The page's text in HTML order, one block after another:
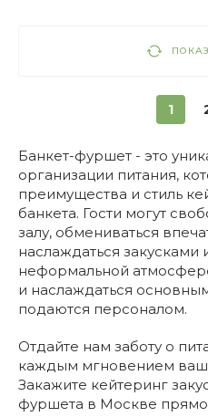
1
Банкет-фуршет - это
организации питания,
преимущества и стиль
банкета. Гости могут
залу, обмениваться
наслаждаться
неформальной
и наслаждаться
подаются персоналом.
Отдайте нам заботу о
каждым мгновением
Закажите кейтеринг
фуршета в Москве прямо